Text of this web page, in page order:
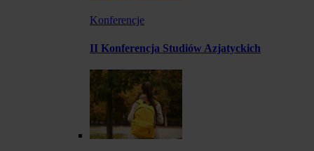
Konferencje
II Konferencja Studiów Azjatyckich